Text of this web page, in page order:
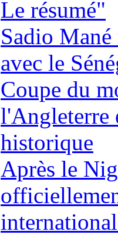
Le résumé"
Sadio
avec le
Coupe du
l'Angleterre
historique
Après le